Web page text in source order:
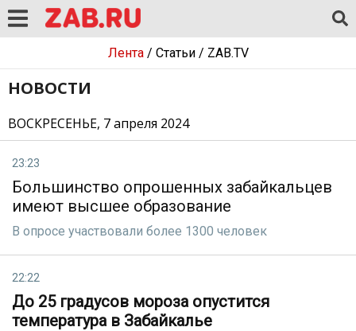
Лента/ Статьи/ ZAB.TV
НОВОСТИ
ВОСКРЕСЕНЬЕ, 7 апреля 2024
23:23
Большинство опрошенных забайкальцев
имеют высшее образование
В опросе участвовали более 1300 человек
22:22
До 25 градусов мороза опустится
температура в Забайкалье